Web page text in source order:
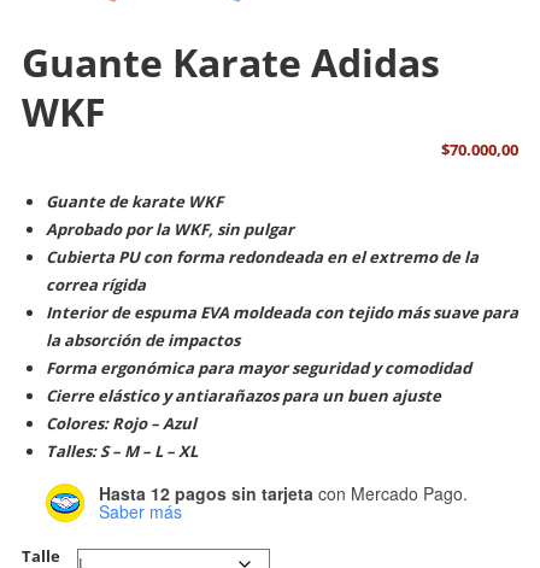
Guante Karate Adidas
WKF
$70.000,00
Guante de karate WKF
Aprobado por la WKF, sin pulgar
Cubierta PU con forma redondeada en el extremo de la
correa rígida
Interior de espuma EVA moldeada con tejido más suave para
la absorción de impactos
Forma ergonómica para mayor seguridad y comodidad
Cierre elástico y antiarañazos para un buen ajuste
Colores: Rojo – Azul
Talles: S – M – L – XL
Hasta 12 pagos sin tarjeta con Mercado Pago.
Saber más
Talle